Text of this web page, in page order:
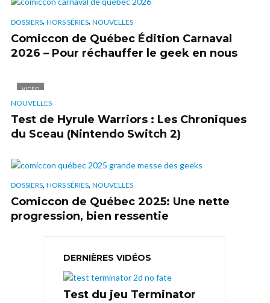
DOSSIERS, HORS SÉRIES, NOUVELLES
Comiccon de Québec Édition Carnaval
2026 – Pour réchauffer le geek en nous
VIDÉO
NOUVELLES
Test de Hyrule Warriors : Les Chroniques
du Sceau (Nintendo Switch 2)
DOSSIERS, HORS SÉRIES, NOUVELLES
Comiccon de Québec 2025: Une nette
progression, bien ressentie
DERNIÈRES VIDÉOS
Test du jeu Terminator